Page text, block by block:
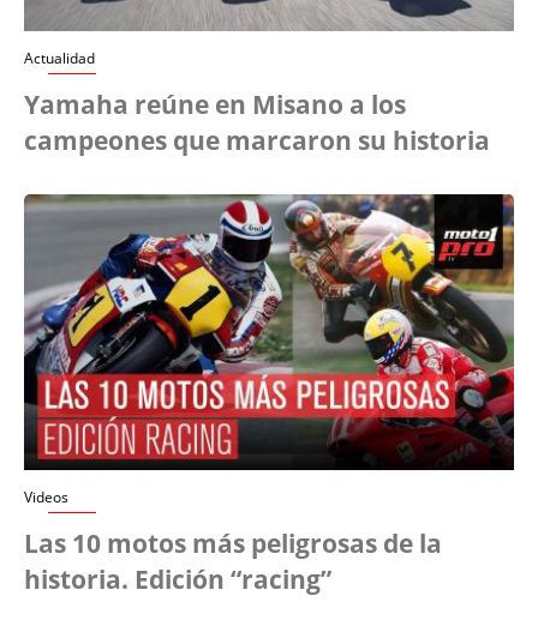
Actualidad
Yamaha reúne en Misano a los
campeones que marcaron su historia
Videos
Las 10 motos más peligrosas de la
historia. Edición “racing”